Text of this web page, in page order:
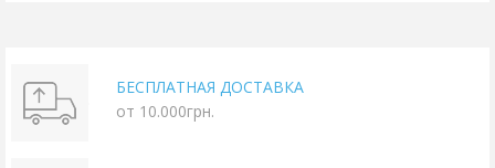
БЕСПЛАТНАЯ ДОСТАВКА
от 10.000грн.